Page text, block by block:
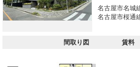
名古屋市名城
名古屋市桜通
間取り図 賃料